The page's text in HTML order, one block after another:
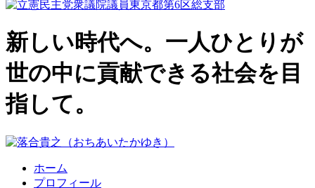
新しい時代へ。一人ひとりが
世の中に貢献できる社会を目
指して。
ホーム
プロフィール